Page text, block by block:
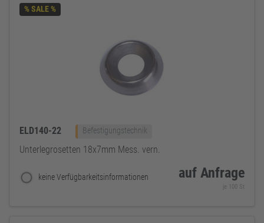
% SALE %
ELD140-22 Befestigungstechnik
Unterlegrosetten 18x7mm Mess. vern.
keine Verfügbarkeitsinformationen auf Anfrage
je 100 St